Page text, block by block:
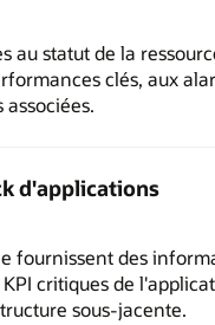
au statut de la
clés, aux
associées.
d'applications
fournissent des
critiques de
sous-jacente.